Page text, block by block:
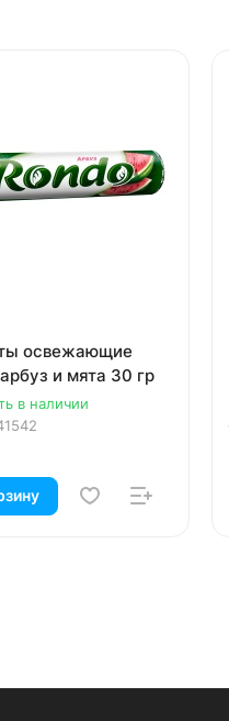
освежающие
и мята 30 гр
в наличии